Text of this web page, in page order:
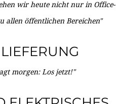
wir heute nicht nur in Office-
allen öffentlichen Bereichen"
morgen: Los jetzt!"